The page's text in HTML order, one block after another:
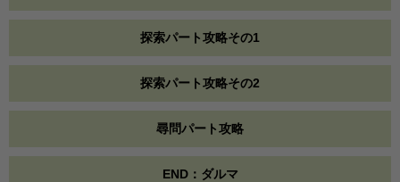
探索パート攻略その1
探索パート攻略その2
尋問パート攻略
END：ダルマ